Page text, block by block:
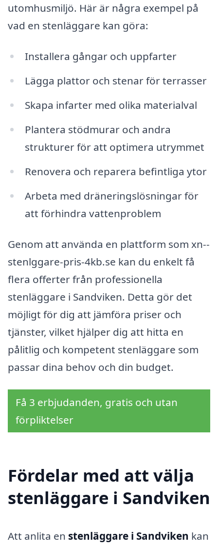
utomhusmiljö. Här är några exempel på
vad en stenläggare kan göra:
Installera gångar och uppfarter
Lägga plattor och stenar för terrasser
Skapa infarter med olika materialval
Plantera stödmurar och andra
strukturer för att optimera utrymmet
Renovera och reparera befintliga ytor
Arbeta med dräneringslösningar för
att förhindra vattenproblem
Genom att använda en plattform som xn--
stenlggare-pris-4kb.se kan du enkelt få
flera offerter från professionella
stenläggare i Sandviken. Detta gör det
möjligt för dig att jämföra priser och
tjänster, vilket hjälper dig att hitta en
pålitlig och kompetent stenläggare som
passar dina behov och din budget.
Få 3 erbjudanden, gratis och utan
förpliktelser
Fördelar med att välja
stenläggare i Sandviken
Att anlita en stenläggare i Sandviken kan